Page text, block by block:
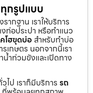
กรูปแบบ
ากฐาน เราให้บริการ
ท่อประปา หรือทำแนว
โฮขุดบ่อ สำหรับทำบ่อ
เกษตร นอกจากนี้เรา
ำท่วมขังและเปิดทาง
ไป เราก็มีบริการ รถ